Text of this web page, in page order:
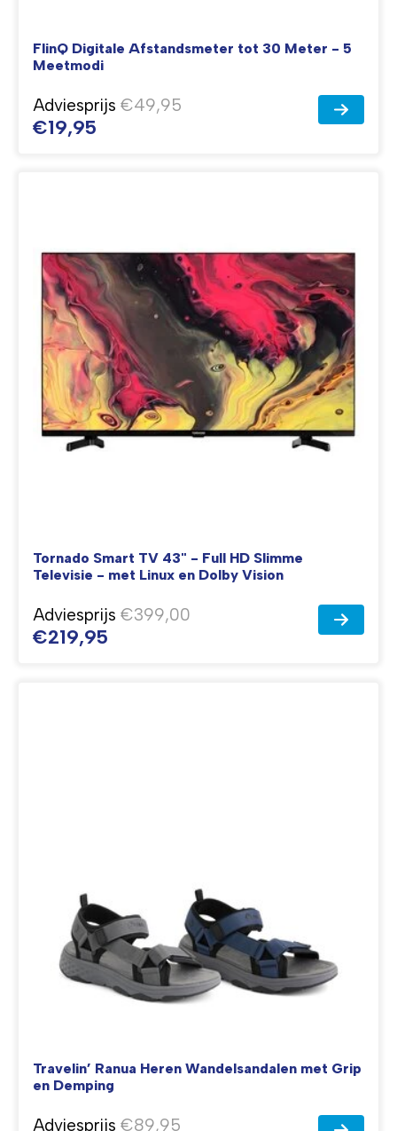
FlinQ Digitale Afstandsmeter tot 30 Meter - 5
Meetmodi
Adviesprijs €49,95
€19,95
Tornado Smart TV 43" - Full HD Slimme
Televisie - met Linux en Dolby Vision
Adviesprijs €399,00
€219,95
Travelin’ Ranua Heren Wandelsandalen met Grip
en Demping
Adviesprijs €89,95